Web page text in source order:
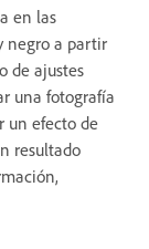
en las
negro a partir
de ajustes
una fotografía
un efecto de
resultado